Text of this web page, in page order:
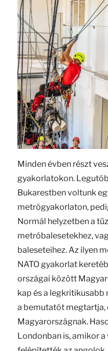
Minden évben részt
gyakorlatokon.
Bukarestben voltunk
metrógyakorlaton,
Normál helyzetben a
metróbalesetekhez,
baleseteihez. Az ilyen
NATO gyakorlat
országai között
kap és a
a bemutatót megtartja,
Magyarországnak.
Londonban is, amikor